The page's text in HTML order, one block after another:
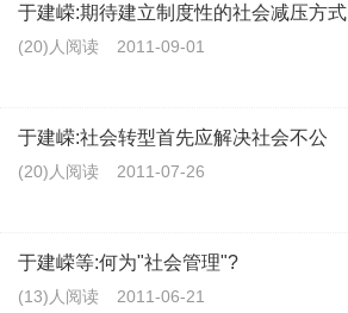
于建嵘:期待建立制度性的社会减压方式
(20)人阅读 2011-09-01
于建嵘:社会转型首先应解决社会不公
(20)人阅读 2011-07-26
于建嵘等:何为"社会管理"?
(13)人阅读 2011-06-21